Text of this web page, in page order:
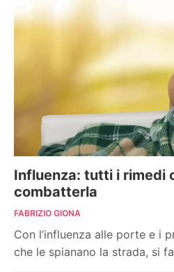
Influenza: tutti i rimedi
combatterla
FABRIZIO GIONA
Con l’influenza alle porte e i
che le spianano la strada, si